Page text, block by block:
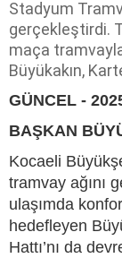
Stadyum
gerçekleştirdi.
maça
Büyükakın,
GÜNCEL -
BAŞKAN
Kocaeli
tramvay ağını
ulaşımda
hedefleyen
Hattı’nı da